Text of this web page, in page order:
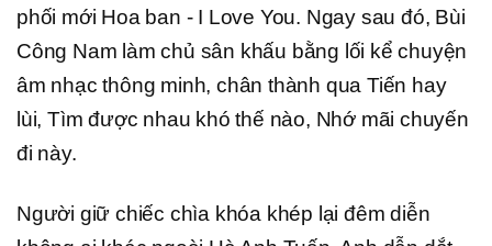
phối mới Hoa ban - I Love You. Ngay sau đó, Bùi
Công Nam làm chủ sân khấu bằng lối kể chuyện
âm nhạc thông minh, chân thành qua Tiến hay
lùi, Tìm được nhau khó thế nào, Nhớ mãi chuyến
đi này.
Người giữ chiếc chìa khóa khép lại đêm diễn